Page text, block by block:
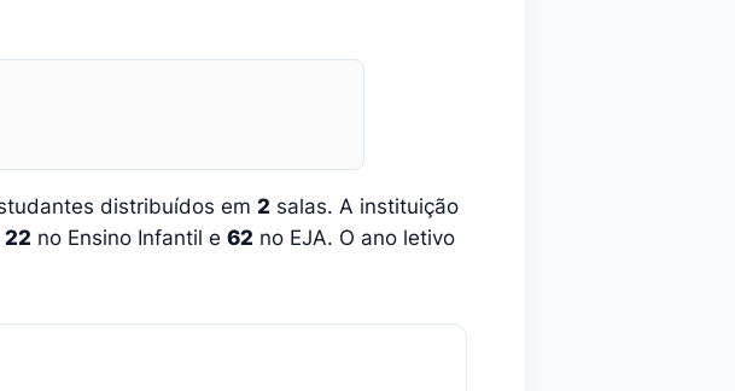
distribuídos em 2 salas. A instituição
22 no Ensino Infantil e 62 no EJA. O ano letivo